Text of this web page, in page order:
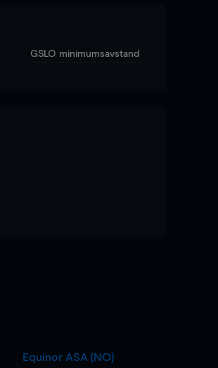
GSLO minimumsavstand
Equinor ASA (NO)